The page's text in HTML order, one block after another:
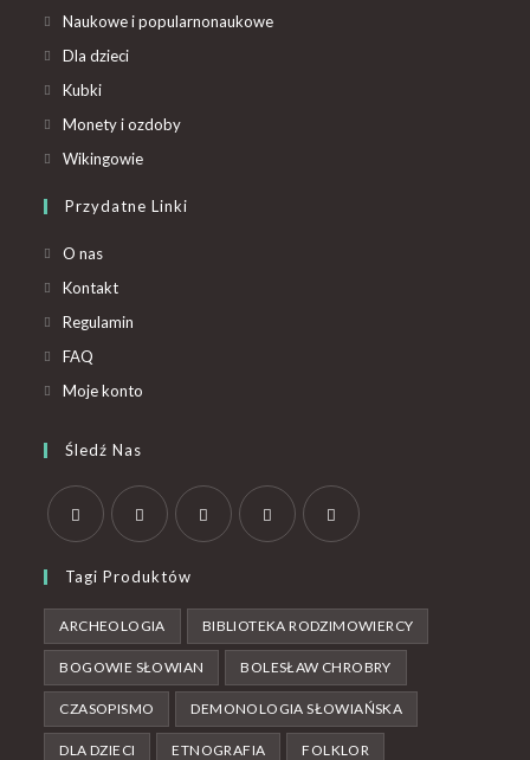
Naukowe i popularnonaukowe
Dla dzieci
Kubki
Monety i ozdoby
Wikingowie
Przydatne Linki
O nas
Kontakt
Regulamin
FAQ
Moje konto
Śledź Nas
Tagi Produktów
ARCHEOLOGIA BIBLIOTEKA RODZIMOWIERCY
BOGOWIE SŁOWIAN BOLESŁAW CHROBRY
CZASOPISMO DEMONOLOGIA SŁOWIAŃSKA
DLA DZIECI ETNOGRAFIA FOLKLOR